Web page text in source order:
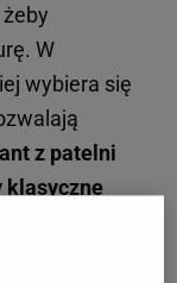
W
wybiera się
z patelni
klasyczne
można